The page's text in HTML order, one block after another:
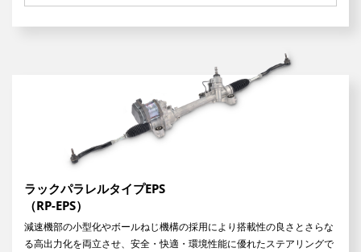
ラックパラレルタイプEPS
（RP-EPS）
減速機部の小型化やボールねじ機構の採用により搭載性の良さとさらな
る高出力化を両立させ、安全・快適・環境性能に優れたステアリングで